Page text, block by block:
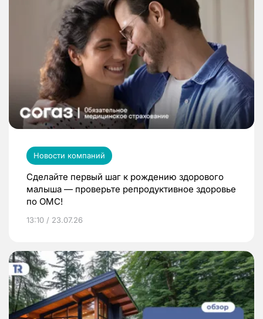
Новости компаний
Сделайте первый шаг к рождению здорового
малыша — проверьте репродуктивное здоровье
по ОМС!
13:10 / 23.07.26